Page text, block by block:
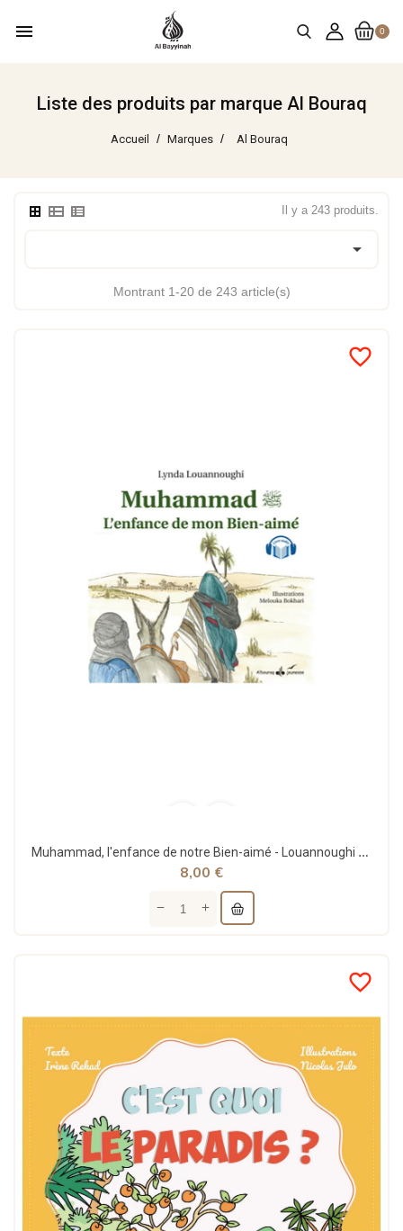
0
menu
Liste des produits par marque Al Bouraq
Accueil Marques Al Bouraq
Il y a 243 produits.

Montrant 1-20 de 243 article(s)
favorite_border
Muhammad, l'enfance de notre Bien-aimé - Louannoughi Lynda - Bouraq
8,00 €
favorite_border